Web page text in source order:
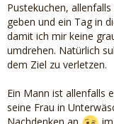
Pustekuchen,
geben und ein Tag in
damit ich mir keine
umdrehen. Natürlich
dem Ziel zu verletzen.
Ein Mann ist allenfalls
seine Frau in